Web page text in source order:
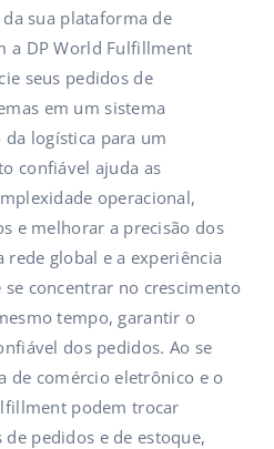
sua plataforma de
a DP World Fulfillment
seus pedidos de
em um sistema
logística para um
confiável ajuda as
operacional,
e melhorar a precisão dos
global e a experiência
se concentrar no crescimento
tempo, garantir o
dos pedidos. Ao se
de comércio eletrônico e o
podem trocar
pedidos e de estoque,